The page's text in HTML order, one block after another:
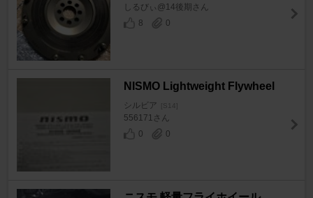
しるびぃ@14後期さん
8
0
NISMO Lightweight Flywheel
シルビア [S14]
556171さん
0
0